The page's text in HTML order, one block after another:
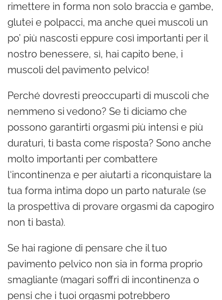
rimettere in forma non solo braccia e gambe,
glutei e polpacci, ma anche quei muscoli un
po’ più nascosti eppure così importanti per il
nostro benessere, sì, hai capito bene, i
muscoli del pavimento pelvico!
Perché dovresti preoccuparti di muscoli che
nemmeno si vedono? Se ti diciamo che
possono garantirti orgasmi più intensi e più
duraturi, ti basta come risposta? Sono anche
molto importanti per combattere
l‘incontinenza e per aiutarti a riconquistare la
tua forma intima dopo un parto naturale (se
la prospettiva di provare orgasmi da capogiro
non ti basta).
Se hai ragione di pensare che il tuo
pavimento pelvico non sia in forma proprio
smagliante (magari soffri di incontinenza o
pensi che i tuoi orgasmi potrebbero